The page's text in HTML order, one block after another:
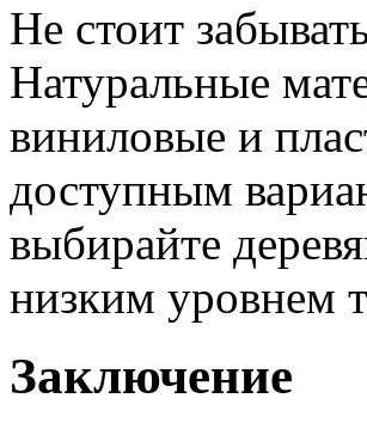
Не стоит
Натуральные
виниловые и
доступным
выбирайте
низким уровнем
Заключение